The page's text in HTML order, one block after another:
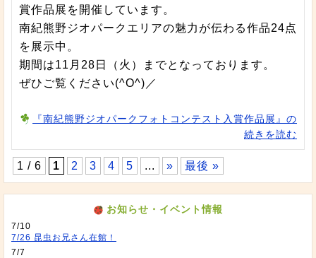
賞作品展を開催しています。
南紀熊野ジオパークエリアの魅力が伝わる作品24点
を展示中。
期間は11月28日（火）までとなっております。
ぜひご覧ください(^O^)／
『南紀熊野ジオパークフォトコンテスト入賞作品展』の
続きを読む
1 / 6 1 2 3 4 5 ... » 最後 »
お知らせ・イベント情報
7/10
7/26 昆虫お兄さん在館！
7/7